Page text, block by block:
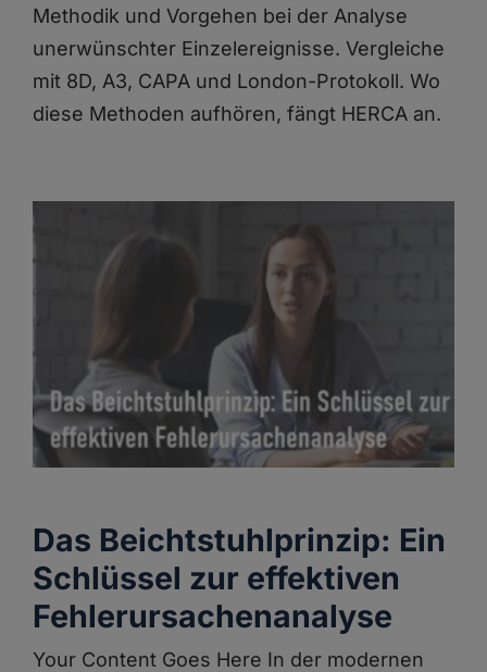
Zum
Inhalt
springen
Methodik und Vorgehen bei der Analyse
unerwünschter Einzelereignisse. Vergleiche
mit 8D, A3, CAPA und London-Protokoll. Wo
diese Methoden aufhören, fängt HERCA an.
Das Beichtstuhlprinzip: Ein
Schlüssel zur effektiven
Fehlerursachenanalyse
Your Content Goes Here In der modernen